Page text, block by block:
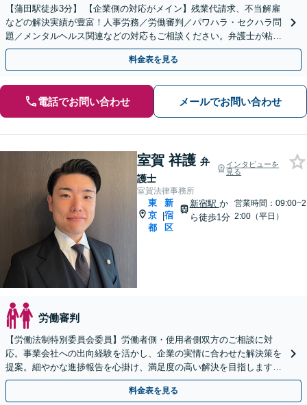
【蒲田駅徒歩3分】 【企業側の対応がメイン】残業代請求、不当解雇
などの解決実績が豊富！人事労務／労働審判／パワハラ・セクハラ問
題／メンタルヘルス関連などの対応もご相談ください。弁護士が粘り
強く対応。就業規則の見直しについても対応できます。
料金表を見る
電話でお問い合わせ メールでお問い合わせ
室賀 祥護 弁
護士
インタビューを
見る
室賀法律事務所
東
京
都
|
新
宿
区
新宿駅 か
ら徒歩1分
営業時間：09:00~2
2:00（平日）
労働審判
【労働法制特別委員会委員】労働者側・使用者側双方のご相談に対
応。事業会社への出向経験を活かし、企業の実情に合わせた解決策を
提案。細やかな進捗報告を心掛け、満足度の高い解決を目指します
【休日・夜間相談対応】【新宿駅1分】
料金表を見る